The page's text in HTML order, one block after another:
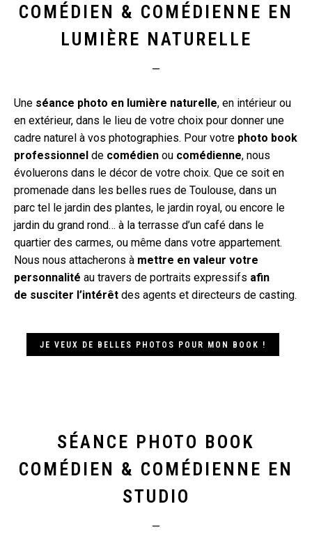
COMÉDIEN & COMÉDIENNE EN
LUMIÈRE NATURELLE
—
Une séance photo en lumière naturelle, en intérieur ou
en extérieur, dans le lieu de votre choix pour donner une
cadre naturel à vos photographies. Pour votre photo book
professionnel de comédien ou comédienne, nous
évoluerons dans le décor de votre choix. Que ce soit en
promenade dans les belles rues de Toulouse, dans un
parc tel le jardin des plantes, le jardin royal, ou encore le
jardin du grand rond… à la terrasse d’un café dans le
quartier des carmes, ou même dans votre appartement.
Nous nous attacherons à mettre en valeur votre
personnalité au travers de portraits expressifs afin
de susciter l’intérêt des agents et directeurs de casting.
JE VEUX DE BELLES PHOTOS POUR MON BOOK !
SÉANCE PHOTO BOOK
COMÉDIEN & COMÉDIENNE EN
STUDIO
—